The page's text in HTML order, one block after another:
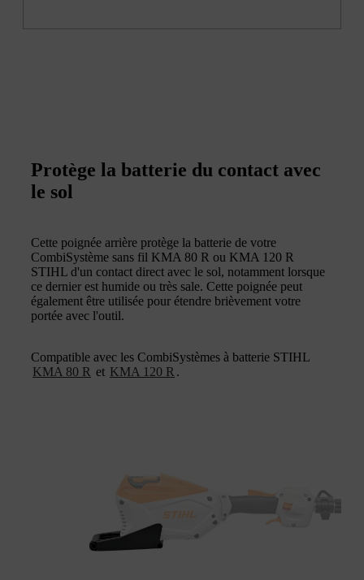
Protège la batterie du contact avec
le sol
Cette poignée arrière protège la batterie de votre
CombiSystème sans fil KMA 80 R ou KMA 120 R
STIHL d'un contact direct avec le sol, notamment lorsque
ce dernier est humide ou très sale. Cette poignée peut
également être utilisée pour étendre brièvement votre
portée avec l'outil.
Compatible avec les CombiSystèmes à batterie STIHL
KMA 80 R et KMA 120 R .